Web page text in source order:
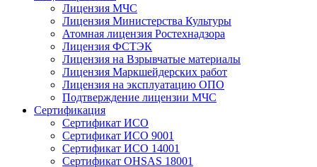
Лицензия МЧС
Лицензия Министерства Культуры
Атомная лицензия Ростехнадзора
Лицензия ФСТЭК
Лицензия на Взрывчатые материалы
Лицензия Маркшейдерских работ
Лицензия на эксплуатацию ОПО
Подтверждение лицензии МЧС
Сертификация
Сертификат ИСО
Сертификат ИСО 9001
Сертификат ИСО 14001
Сертификат OHSAS 18001